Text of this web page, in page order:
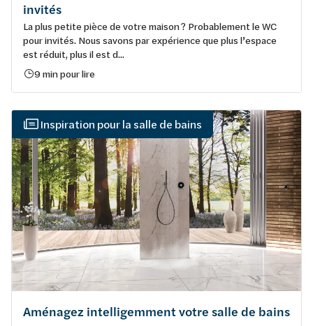
invités
La plus petite pièce de votre maison ? Probablement le WC
pour invités. Nous savons par expérience que plus l’espace
est réduit, plus il est d...
9 min pour lire
Inspiration pour la salle de bains
Aménagez intelligemment votre salle de bains